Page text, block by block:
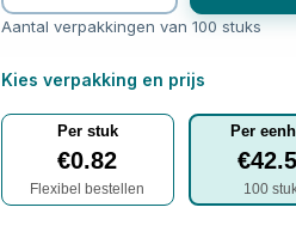
Aantal verpakkingen van 100 stuks
Kies verpakking en prijs
Per stuk
€0.82
Flexibel bestellen
Per
€
100